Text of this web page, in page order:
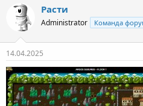
Расти
Administrator Команда
14.04.2025